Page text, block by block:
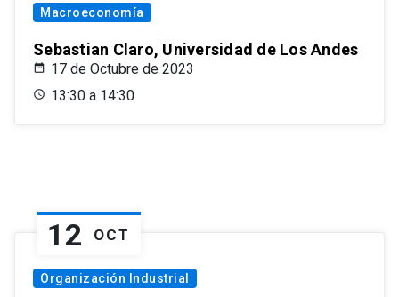
Macroeconomía
Sebastian Claro, Universidad de Los Andes
17 de Octubre de 2023
13:30 a 14:30
12 OCT
Organización Industrial